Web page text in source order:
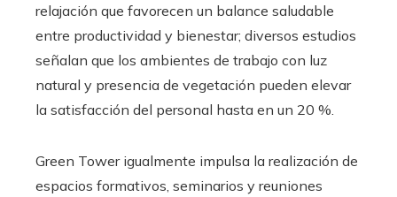
relajación que favorecen un balance saludable
entre productividad y bienestar; diversos estudios
señalan que los ambientes de trabajo con luz
natural y presencia de vegetación pueden elevar
la satisfacción del personal hasta en un 20 %.
Green Tower igualmente impulsa la realización de
espacios formativos, seminarios y reuniones